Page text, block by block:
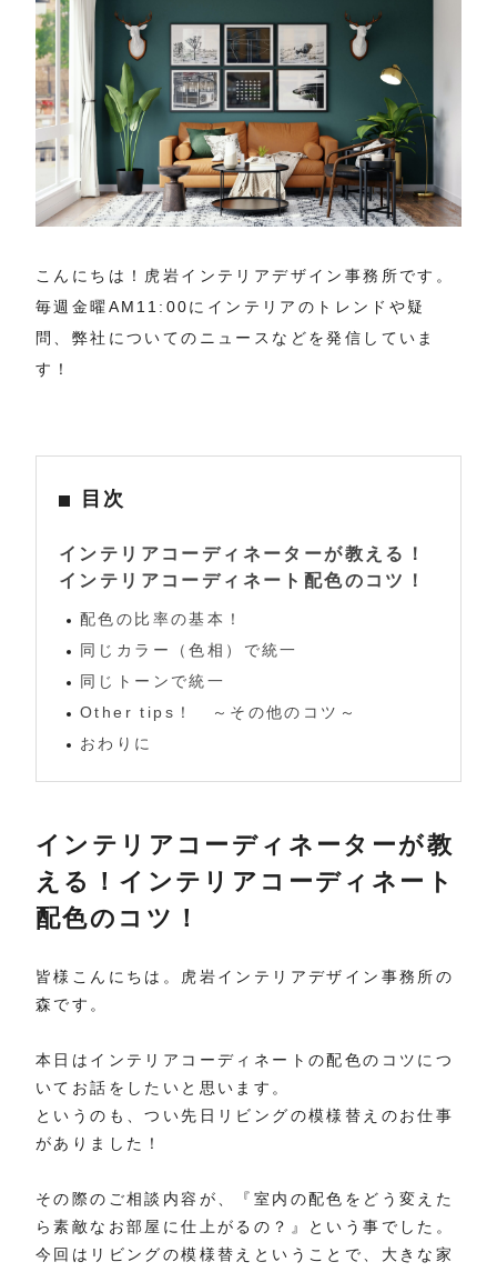
こんにちは！虎岩インテリアデザイン事務所です。
毎週金曜AM11:00にインテリアのトレンドや疑
問、弊社についてのニュースなどを発信していま
す！
目次
インテリアコーディネーターが教える！
インテリアコーディネート配色のコツ！
配色の比率の基本！
同じカラー（色相）で統一
同じトーンで統一
Other tips！ ～その他のコツ～
おわりに
インテリアコーディネーターが教
える！インテリアコーディネート
配色のコツ！
皆様こんにちは。虎岩インテリアデザイン事務所の
森です。
本日はインテリアコーディネートの配色のコツにつ
いてお話をしたいと思います。
というのも、つい先日リビングの模様替えのお仕事
がありました！
その際のご相談内容が、『室内の配色をどう変えた
ら素敵なお部屋に仕上がるの？』という事でした。
今回はリビングの模様替えということで、大きな家